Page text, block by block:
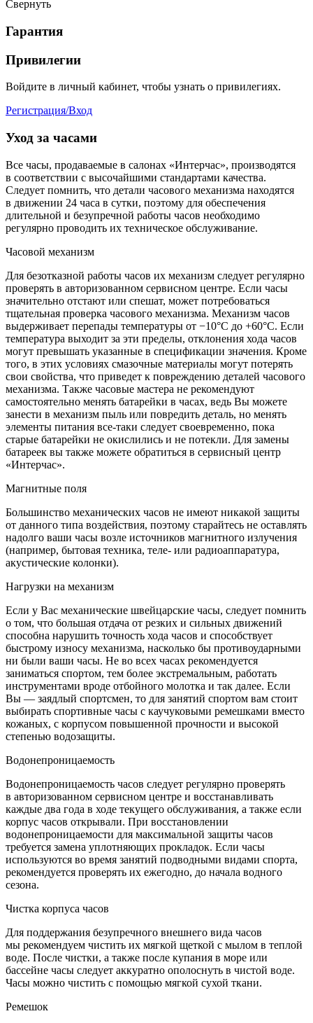
Свернуть
Гарантия
Привилегии
Войдите в личный кабинет, чтобы узнать о привилегиях.
Регистрация/Вход
Уход за часами
Все часы, продаваемые в салонах «Интерчас», производятся
в соответствии с высочайшими стандартами качества.
Следует помнить, что детали часового механизма находятся
в движении 24 часа в сутки, поэтому для обеспечения
длительной и безупречной работы часов необходимо
регулярно проводить их техническое обслуживание.
Часовой механизм
Для безотказной работы часов их механизм следует регулярно
проверять в авторизованном сервисном центре. Если часы
значительно отстают или спешат, может потребоваться
тщательная проверка часового механизма. Механизм часов
выдерживает перепады температуры от −10°C до +60°C. Если
температура выходит за эти пределы, отклонения хода часов
могут превышать указанные в спецификации значения. Кроме
того, в этих условиях смазочные материалы могут потерять
свои свойства, что приведет к повреждению деталей часового
механизма. Также часовые мастера не рекомендуют
самостоятельно менять батарейки в часах, ведь Вы можете
занести в механизм пыль или повредить деталь, но менять
элементы питания все-таки следует своевременно, пока
старые батарейки не окислились и не потекли. Для замены
батареек вы также можете обратиться в сервисный центр
«Интерчас».
Магнитные поля
Большинство механических часов не имеют никакой защиты
от данного типа воздействия, поэтому старайтесь не оставлять
надолго ваши часы возле источников магнитного излучения
(например, бытовая техника, теле- или радиоаппаратура,
акустические колонки).
Нагрузки на механизм
Если у Вас механические швейцарские часы, следует помнить
о том, что большая отдача от резких и сильных движений
способна нарушить точность хода часов и способствует
быстрому износу механизма, насколько бы противоударными
ни были ваши часы. Не во всех часах рекомендуется
заниматься спортом, тем более экстремальным, работать
инструментами вроде отбойного молотка и так далее. Если
Вы — заядлый спортсмен, то для занятий спортом вам стоит
выбирать спортивные часы с каучуковыми ремешками вместо
кожаных, с корпусом повышенной прочности и высокой
степенью водозащиты.
Водонепроницаемость
Водонепроницаемость часов следует регулярно проверять
в авторизованном сервисном центре и восстанавливать
каждые два года в ходе текущего обслуживания, а также если
корпус часов открывали. При восстановлении
водонепроницаемости для максимальной защиты часов
требуется замена уплотняющих прокладок. Если часы
используются во время занятий подводными видами спорта,
рекомендуется проверять их ежегодно, до начала водного
сезона.
Чистка корпуса часов
Для поддержания безупречного внешнего вида часов
мы рекомендуем чистить их мягкой щеткой с мылом в теплой
воде. После чистки, а также после купания в море или
бассейне часы следует аккуратно ополоснуть в чистой воде.
Часы можно чистить с помощью мягкой сухой ткани.
Ремешок